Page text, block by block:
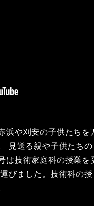
浜や刈安の子供たちを
見送る親や子供たちの
は技術家庭科の授業を
びました。技術科の授